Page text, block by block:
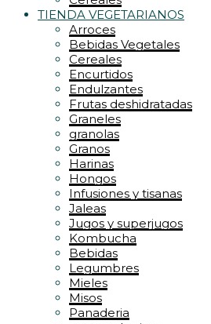
TIENDA VEGETARIANOS
Arroces
Bebidas Vegetales
Cereales
Encurtidos
Endulzantes
Frutas deshidratadas
Graneles
granolas
Granos
Harinas
Hongos
Infusiones y tisanas
Jaleas
Jugos y superjugos
Kombucha
Bebidas
Legumbres
Mieles
Misos
Panaderia